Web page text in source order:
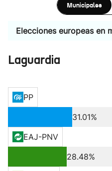
Municipales
Elecciones europeas en
Laguardia
PP
31.01%
EAJ-PNV
28.48%